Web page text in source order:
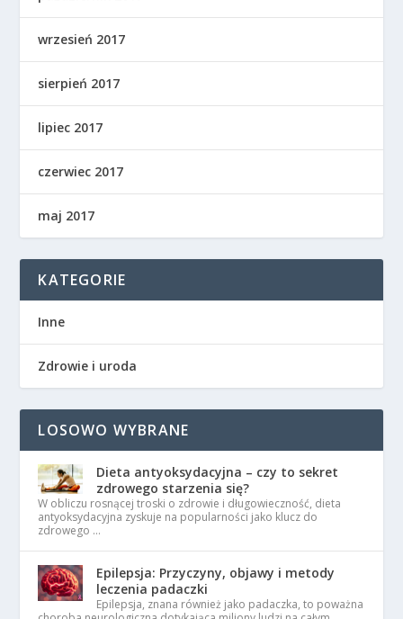
wrzesień 2017
sierpień 2017
lipiec 2017
czerwiec 2017
maj 2017
KATEGORIE
Inne
Zdrowie i uroda
LOSOWO WYBRANE
Dieta antyoksydacyjna – czy to sekret
zdrowego starzenia się?
W obliczu rosnącej troski o zdrowie i długowieczność, dieta
antyoksydacyjna zyskuje na popularności jako klucz do
zdrowego …
Epilepsja: Przyczyny, objawy i metody
leczenia padaczki
Epilepsja, znana również jako padaczka, to poważna